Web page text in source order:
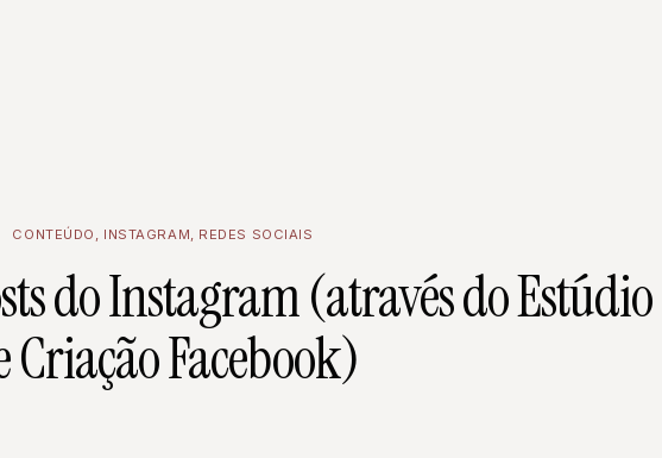
CONTEÚDO INSTAGRAM REDES SOCIAIS
do Instagram (através do Estúdio
Criação Facebook)